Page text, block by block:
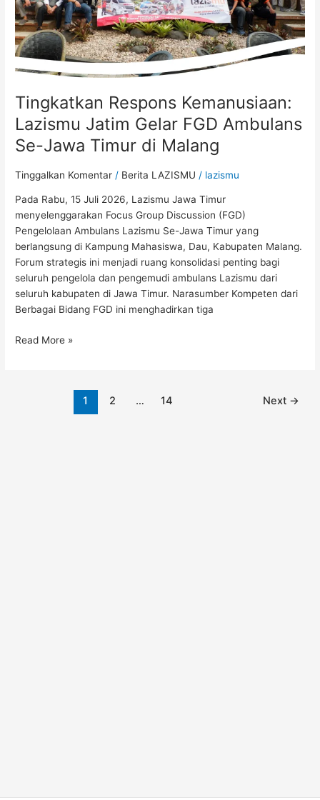
Tingkatkan Respons Kemanusiaan:
Lazismu Jatim Gelar FGD Ambulans
Se-Jawa Timur di Malang
Tinggalkan Komentar / Berita LAZISMU / lazismu
Pada Rabu, 15 Juli 2026, Lazismu Jawa Timur
menyelenggarakan Focus Group Discussion (FGD)
Pengelolaan Ambulans Lazismu Se-Jawa Timur yang
berlangsung di Kampung Mahasiswa, Dau, Kabupaten Malang.
Forum strategis ini menjadi ruang konsolidasi penting bagi
seluruh pengelola dan pengemudi ambulans Lazismu dari
seluruh kabupaten di Jawa Timur. Narasumber Kompeten dari
Berbagai Bidang FGD ini menghadirkan tiga
Se-
Jawa
Timur
di
Malang
Read More »
1 2 … 14 Next →